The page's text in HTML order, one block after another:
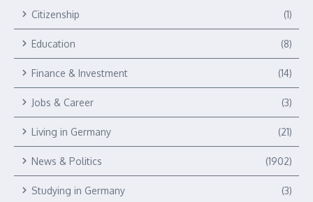
Citizenship (1)
Education (8)
Finance & Investment (14)
Jobs & Career (3)
Living in Germany (21)
News & Politics (1902)
Studying in Germany (3)